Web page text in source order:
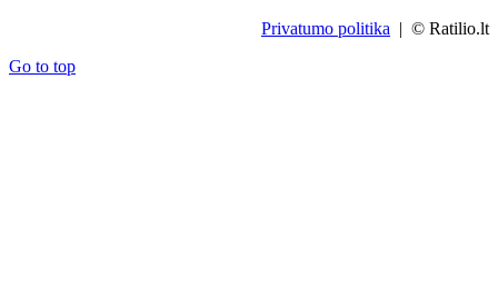
Privatumo politika | © Ratilio.lt
Go to top